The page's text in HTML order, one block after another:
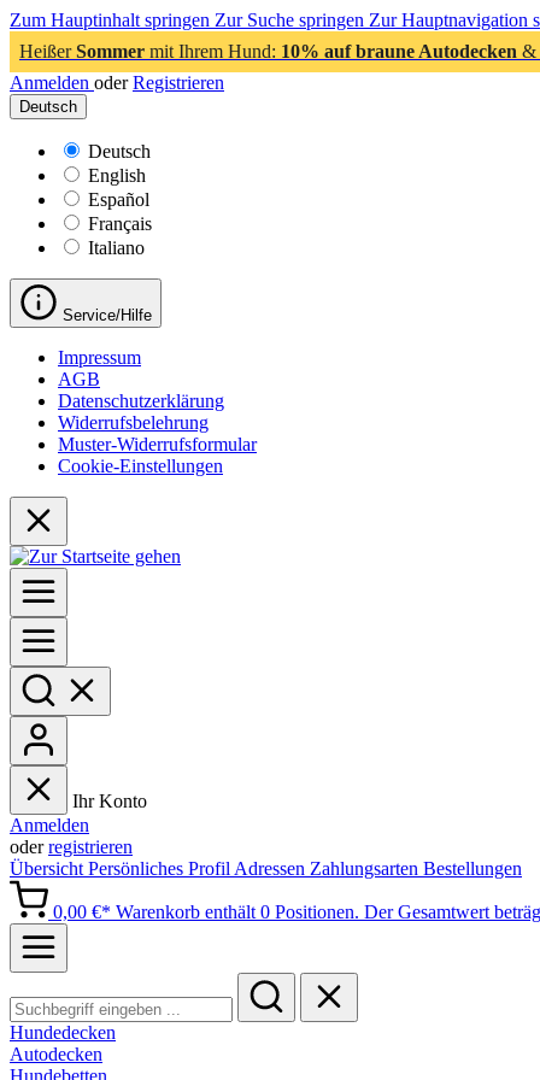
Zum Hauptinhalt springen Zur Suche springen Zur Hauptnavigation
HeißerSommer mit Ihrem Hund: 10% auf braune Autodecken &
Anmelden oder Registrieren
Deutsch
Deutsch
English
Español
Français
Italiano
Service/Hilfe
Impressum
AGB
Datenschutzerklärung
Widerrufsbelehrung
Muster-Widerrufsformular
Cookie-Einstellungen
Ihr Konto
Anmelden
oderregistrieren
Übersicht Persönliches Profil Adressen Zahlungsarten Bestellungen
0,00 €* Warenkorb enthält 0 Positionen. Der Gesamtwert
Hundedecken
Autodecken
Hundebetten